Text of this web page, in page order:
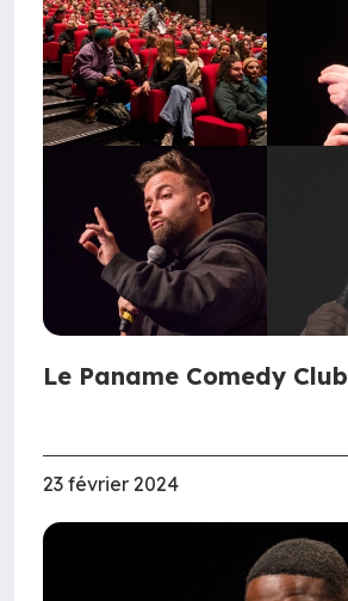
Le Paname Comedy Club
23 février 2024